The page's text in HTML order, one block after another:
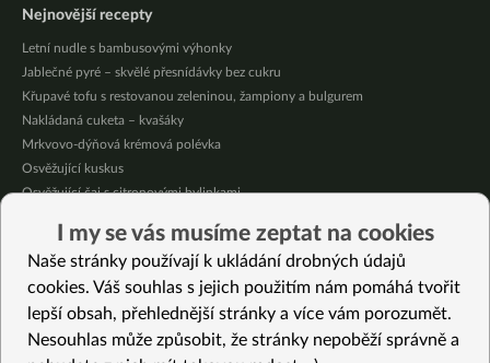
Nejnovější recepty
Letní nudle s bambusovými výhonky
Jablečné pyré – skvělé přesnídávky bez cukru
Křupavé tofu s restovanou zeleninou, žampiony a bulgurem
Nakládaná cuketa – kvašáky
Mrkvovo-dýňová krémová polévka
Osvěžující kuskus
Osvěžující čaj s citronovými bylinkami
Čokoládové muffiny s mangovým krémem
Meruňky a jablka v citrónovém želé
Vybrané recepty
I my se vás musíme zeptat na cookies
Naše stránky používají k ukládání drobných údajů
cookies. Váš souhlas s jejich použitím nám pomáhá tvořit
lepší obsah, přehlednější stránky a více vám porozumět.
Nesouhlas může způsobit, že stránky nepoběží správně a